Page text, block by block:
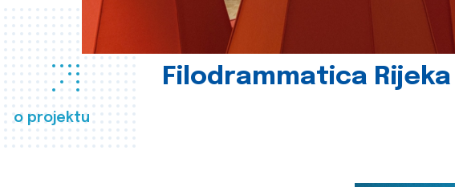
o projektu
Filodrammatica Rijeka